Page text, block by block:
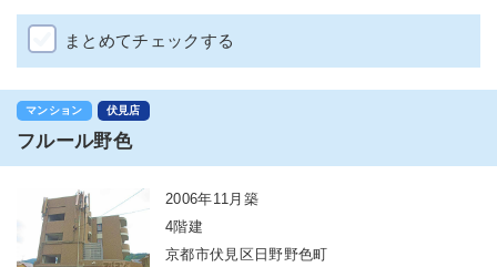
まとめてチェックする
マンション 伏見店
フルール野色
2006年11月築
4階建
京都市伏見区日野野色町